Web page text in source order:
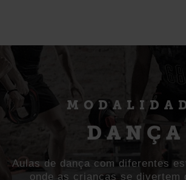
DANÇA
Aulas de dança com diferentes
onde as crianças se divertem